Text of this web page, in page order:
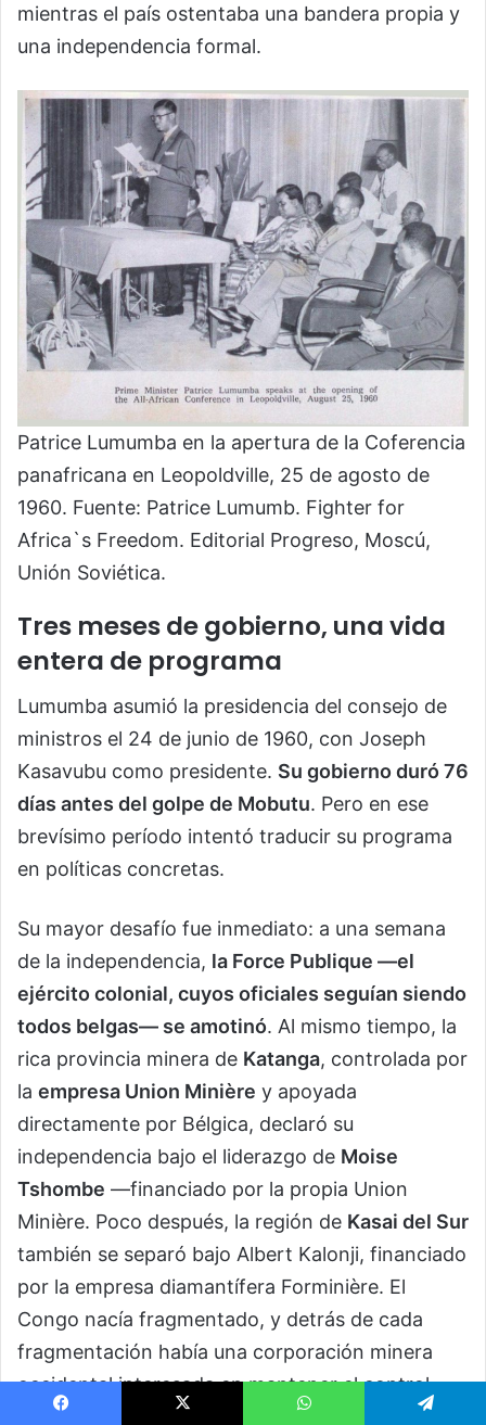
mientras el país ostentaba una bandera propia y
una independencia formal.
Patrice Lumumba en la apertura de la Coferencia
panafricana en Leopoldville, 25 de agosto de
1960. Fuente: Patrice Lumumb. Fighter for
Africa`s Freedom. Editorial Progreso, Moscú,
Unión Soviética.
Tres meses de gobierno, una vida
entera de programa
Lumumba asumió la presidencia del consejo de
ministros el 24 de junio de 1960, con Joseph
Kasavubu como presidente. Su gobierno duró 76
días antes del golpe de Mobutu. Pero en ese
brevísimo período intentó traducir su programa
en políticas concretas.
Su mayor desafío fue inmediato: a una semana
de la independencia, la Force Publique —el
ejército colonial, cuyos oficiales seguían siendo
todos belgas— se amotinó. Al mismo tiempo, la
rica provincia minera de Katanga, controlada por
la empresa Union Minière y apoyada
directamente por Bélgica, declaró su
independencia bajo el liderazgo de Moise
Tshombe —financiado por la propia Union
Minière. Poco después, la región de Kasai del Sur
también se separó bajo Albert Kalonji, financiado
por la empresa diamantífera Forminière. El
Congo nacía fragmentado, y detrás de cada
fragmentación había una corporación minera
occidental interesada en mantener el control
sobre sus recursos.